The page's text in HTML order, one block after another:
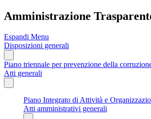
Amministrazione
Espandi Menu
Disposizioni generali
Piano triennale per prevenzione della
Atti generali
Piano Integrato di Attività e
Atti amministrativi generali